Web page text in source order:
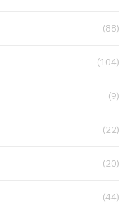
(88)
(104)
(9)
(22)
(20)
(44)